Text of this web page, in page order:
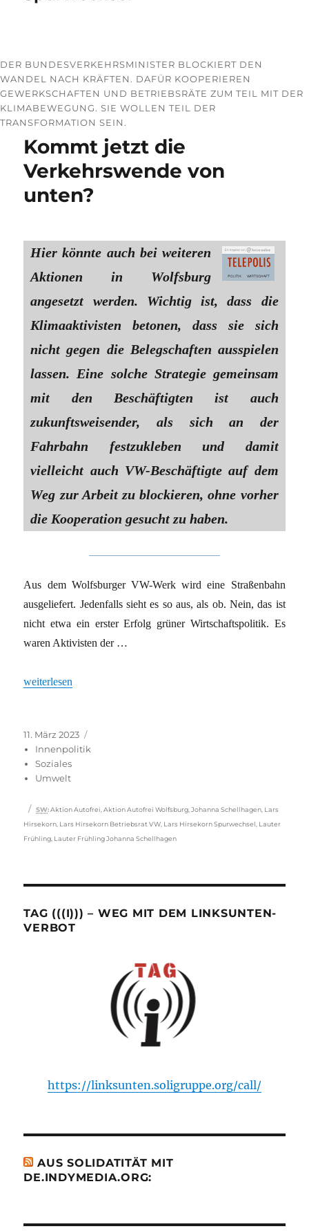
DER BUNDESVERKEHRSMINISTER BLOCKIERT DEN
WANDEL NACH KRÄFTEN. DAFÜR KOOPERIEREN
GEWERKSCHAFTEN UND BETRIEBSRÄTE ZUM TEIL MIT DER
KLIMABEWEGUNG. SIE WOLLEN TEIL DER
TRANSFORMATION SEIN.
Kommt jetzt die
Verkehrswende von
unten?
Hier könnte auch bei weiteren
Aktionen in Wolfsburg
angesetzt werden. Wichtig ist, dass die
Klimaaktivisten betonen, dass sie sich
nicht gegen die Belegschaften ausspielen
lassen. Eine solche Strategie gemeinsam
mit den Beschäftigten ist auch
zukunftsweisender, als sich an der
Fahrbahn festzukleben und damit
vielleicht auch VW-Beschäftigte auf dem
Weg zur Arbeit zu blockieren, ohne vorher
die Kooperation gesucht zu haben.
Aus dem Wolfsburger VW-Werk wird eine Straßenbahn
ausgeliefert. Jedenfalls sieht es so aus, als ob. Nein, das ist
nicht etwa ein erster Erfolg grüner Wirtschaftspolitik. Es
waren Aktivisten der …
„Kommt jetzt die Verkehrswende von unten?“
weiterlesen
Veröffentlicht
am
11. März 2023
Innenpolitik
Soziales
Umwelt
Schlagwörter
SW: Aktion Autofrei ,Aktion Autofrei Wolfsburg ,Johanna Schellhagen Lars
Hirsekorn Lars Hirsekorn Betriebsrat VW Lars Hirsekorn Spurwechsel Lauter
Frühling Lauter Frühling Johanna Schellhagen
TAG (((I))) – WEG MIT DEM LINKSUNTEN-
VERBOT
https://linksunten.soligruppe.org/call/
AUS SOLIDATITÄT MIT
DE.INDYMEDIA.ORG: